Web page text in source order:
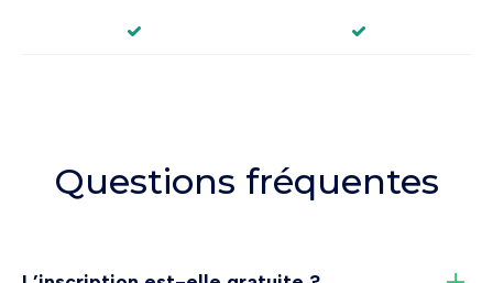
Questions fréquentes